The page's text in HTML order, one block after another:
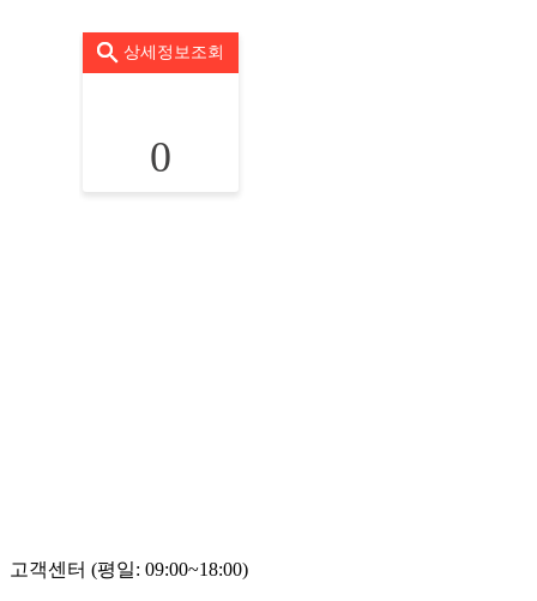
상세정보조회
0
고객센터 (평일: 09:00~18:00)